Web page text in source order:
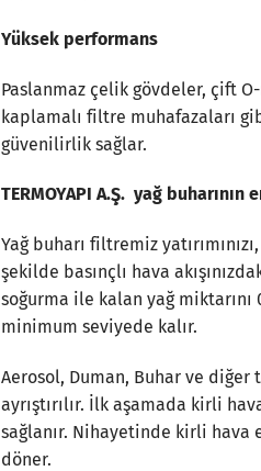
Yüksek performans
Paslanmaz çelik gövdeler, çift
kaplamalı filtre muhafazaları
güvenilirlik sağlar.
TERMOYAPI A.Ş. yağ
Yağ buharı filtremiz
şekilde basınçlı hava
soğurma ile kalan yağ
minimum seviyede kalır.
Aerosol, Duman, Buhar ve
ayrıştırılır. İlk aşamada kirli
sağlanır. Nihayetinde kirli
döner.